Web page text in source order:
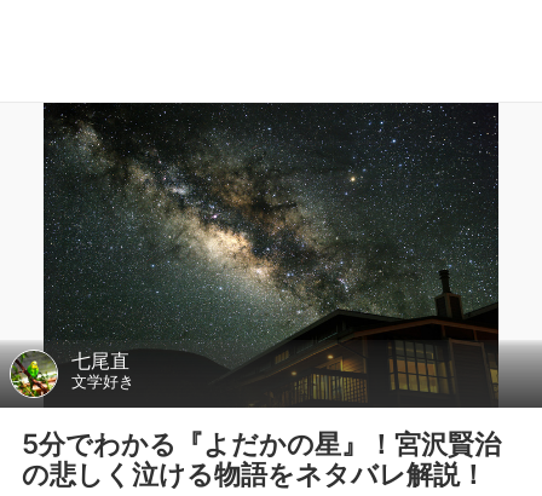
七尾直
文学好き
5分でわかる『よだかの星』！宮沢賢治
の悲しく泣ける物語をネタバレ解説！